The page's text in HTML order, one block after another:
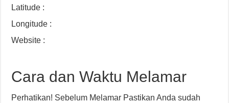
Latitude :
Longitude :
Website :
Cara dan Waktu Melamar
Perhatikan! Sebelum Melamar Pastikan Anda sudah